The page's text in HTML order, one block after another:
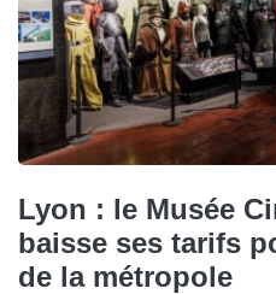
Lyon : le Musée
baisse ses tarifs
de la métropole